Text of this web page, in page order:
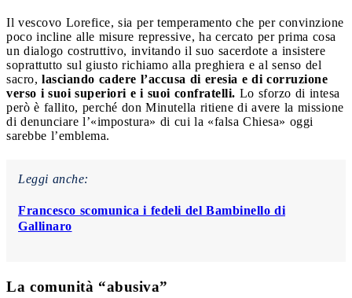
Il vescovo Lorefice, sia per temperamento che per convinzione
poco incline alle misure repressive, ha cercato per prima cosa
un dialogo costruttivo, invitando il suo sacerdote a insistere
soprattutto sul giusto richiamo alla preghiera e al senso del
sacro, lasciando cadere l’accusa di eresia e di corruzione
verso i suoi superiori e i suoi confratelli. Lo sforzo di intesa
però è fallito, perché don Minutella ritiene di avere la missione
di denunciare l’«impostura» di cui la «falsa Chiesa» oggi
sarebbe l’emblema.
Leggi anche:
Francesco scomunica i fedeli del Bambinello di
Gallinaro
La comunità “abusiva”